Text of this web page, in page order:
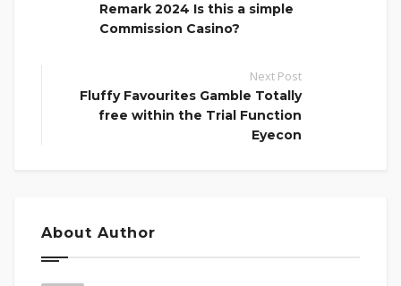
Remark 2024 Is this a simple
Commission Casino?
Next Post
Fluffy Favourites Gamble Totally
free within the Trial Function
Eyecon
About Author